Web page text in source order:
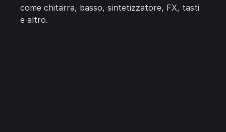
come chitarra, basso, sintetizzatore, FX, tasti
e altro.